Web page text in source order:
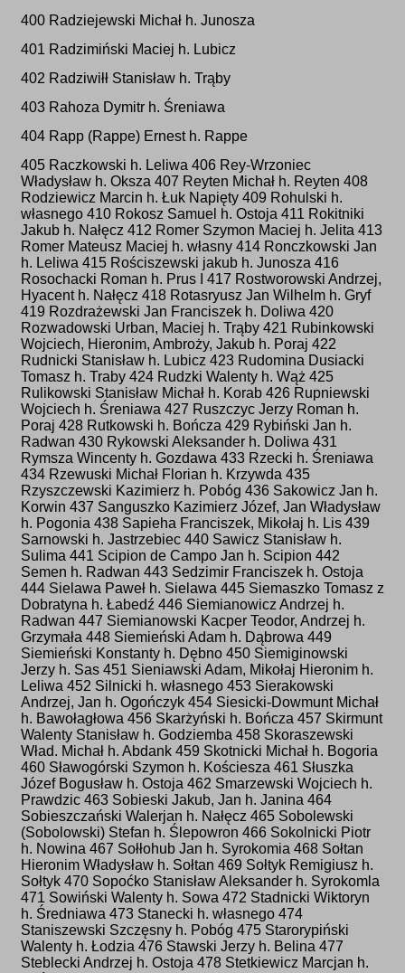
400 Radziejewski Michał h. Junosza
401 Radzimiński Maciej h. Lubicz
402 Radziwiłł Stanisław h. Trąby
403 Rahoza Dymitr h. Śreniawa
404 Rapp (Rappe) Ernest h. Rappe
405 Raczkowski h. Leliwa 406 Rey-Wrzoniec
Władysław h. Oksza 407 Reyten Michał h. Reyten 408
Rodziewicz Marcin h. Łuk Napięty 409 Rohulski h.
własnego 410 Rokosz Samuel h. Ostoja 411 Rokitniki
Jakub h. Nałęcz 412 Romer Szymon Maciej h. Jelita 413
Romer Mateusz Maciej h. własny 414 Ronczkowski Jan
h. Leliwa 415 Rościszewski jakub h. Junosza 416
Rosochacki Roman h. Prus I 417 Rostworowski Andrzej,
Hyacent h. Nałęcz 418 Rotasryusz Jan Wilhelm h. Gryf
419 Rozdrażewski Jan Franciszek h. Doliwa 420
Rozwadowski Urban, Maciej h. Trąby 421 Rubinkowski
Wojciech, Hieronim, Ambroży, Jakub h. Poraj 422
Rudnicki Stanisław h. Lubicz 423 Rudomina Dusiacki
Tomasz h. Traby 424 Rudzki Walenty h. Wąż 425
Rulikowski Stanisław Michał h. Korab 426 Rupniewski
Wojciech h. Śreniawa 427 Ruszczyc Jerzy Roman h.
Poraj 428 Rutkowski h. Bończa 429 Rybiński Jan h.
Radwan 430 Rykowski Aleksander h. Doliwa 431
Rymsza Wincenty h. Gozdawa 433 Rzecki h. Śreniawa
434 Rzewuski Michał Florian h. Krzywda 435
Rzyszczewski Kazimierz h. Pobóg 436 Sakowicz Jan h.
Korwin 437 Sanguszko Kazimierz Józef, Jan Władysław
h. Pogonia 438 Sapieha Franciszek, Mikołaj h. Lis 439
Sarnowski h. Jastrzebiec 440 Sawicz Stanisław h.
Sulima 441 Scipion de Campo Jan h. Scipion 442
Semen h. Radwan 443 Sedzimir Franciszek h. Ostoja
444 Sielawa Paweł h. Sielawa 445 Siemaszko Tomasz z
Dobratyna h. Łabedź 446 Siemianowicz Andrzej h.
Radwan 447 Siemianowski Kacper Teodor, Andrzej h.
Grzymała 448 Siemieński Adam h. Dąbrowa 449
Siemieński Konstanty h. Dębno 450 Siemiginowski
Jerzy h. Sas 451 Sieniawski Adam, Mikołaj Hieronim h.
Leliwa 452 Silnicki h. własnego 453 Sierakowski
Andrzej, Jan h. Ogończyk 454 Siesicki-Dowmunt Michał
h. Bawołagłowa 456 Skarżyński h. Bończa 457 Skirmunt
Walenty Stanisław h. Godziemba 458 Skoraszewski
Wład. Michał h. Abdank 459 Skotnicki Michał h. Bogoria
460 Sławogórski Szymon h. Kościesza 461 Słuszka
Józef Bogusław h. Ostoja 462 Smarzewski Wojciech h.
Prawdzic 463 Sobieski Jakub, Jan h. Janina 464
Sobieszczański Walerjan h. Nałęcz 465 Sobolewski
(Sobolowski) Stefan h. Ślepowron 466 Sokolnicki Piotr
h. Nowina 467 Sołłohub Jan h. Syrokomia 468 Sołtan
Hieronim Władysław h. Sołtan 469 Sołtyk Remigiusz h.
Sołtyk 470 Sopoćko Stanisław Aleksander h. Syrokomla
471 Sowiński Walenty h. Sowa 472 Stadnicki Wiktoryn
h. Średniawa 473 Stanecki h. własnego 474
Staniszewski Szczęsny h. Pobóg 475 Starorypiński
Walenty h. Łodzia 476 Stawski Jerzy h. Belina 477
Steblecki Andrzej h. Ostoja 478 Stetkiewicz Marcjan h.